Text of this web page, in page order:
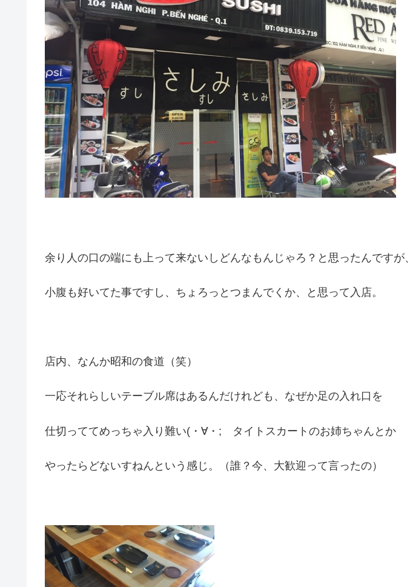
余り人の口の端にも上って来ないしどんなもんじゃろ？と思ったんですが、
小腹も好いてた事ですし、ちょろっとつまんでくか、と思って入店。
店内、なんか昭和の食道（笑）
一応それらしいテーブル席はあるんだけれども、なぜか足の入れ口を
仕切っててめっちゃ入り難い(・∀・; タイトスカートのお姉ちゃんとか
やったらどないすねんという感じ。（誰？今、大歓迎って言ったの）